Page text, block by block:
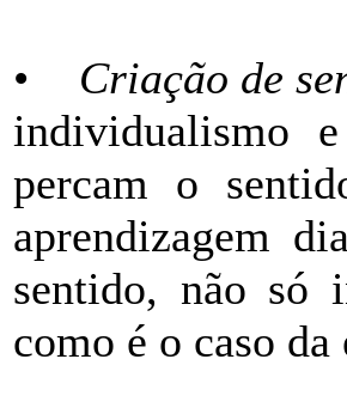
• Criação de
individualismo
percam o
aprendizagem
sentido, não só
como é o caso da